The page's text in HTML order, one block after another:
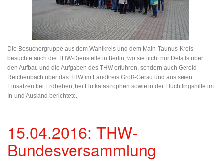
Die Besuchergruppe aus dem Wahlkreis und dem Main-Taunus-Kreis
besuchte auch die THW-Dienstelle in Berlin, wo sie nicht nur Details über
den Aufbau und die Aufgaben des THW erfuhren, sondern auch Gerold
Reichenbach über das THW im Landkreis Groß-Gerau und aus seien
Einsätzen bei Erdbeben, bei Flutkatastrophen sowie in der Flüchtlingshilfe im
In-und Ausland berichtete.
15.04.2016: THW-
Bundesversammlung